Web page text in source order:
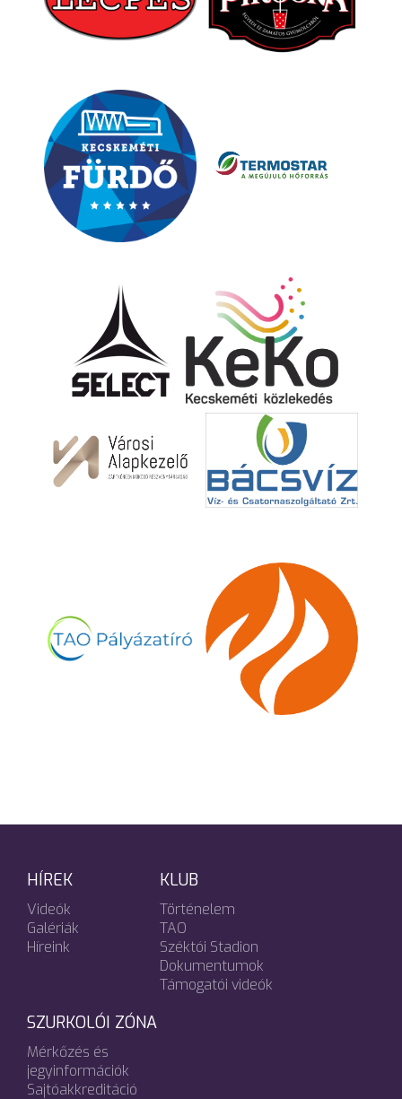
HÍREK
Videók
Galériák
Híreink
KLUB
Történelem
TAO
Széktói Stadion
Dokumentumok
Támogatói videók
SZURKOLÓI ZÓNA
Mérkőzés és
jegyinformációk
Sajtóakkreditáció